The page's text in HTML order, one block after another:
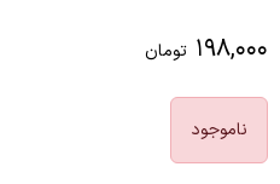
۱۹۸,۰۰۰ تومان
ناموجود